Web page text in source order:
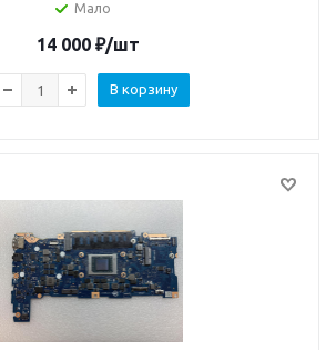
Мало
14 000 ₽/шт
В корзину